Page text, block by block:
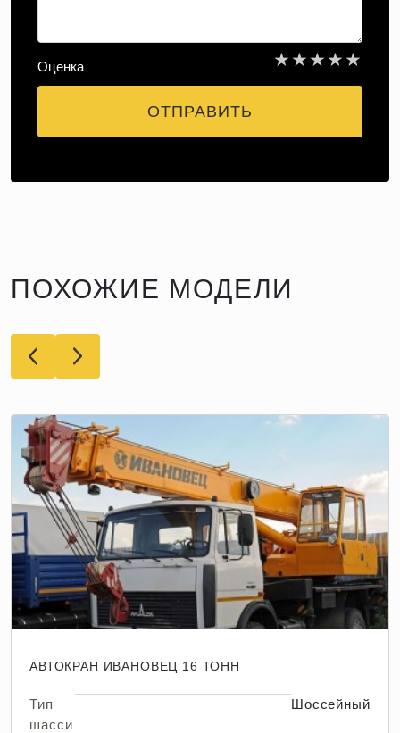
Оценка ★
★
★
★
★
ОТПРАВИТЬ
ПОХОЖИЕ МОДЕЛИ
АВТОКРАН ИВАНОВЕЦ 16 ТОНН
Тип
шасси
Шоссейный